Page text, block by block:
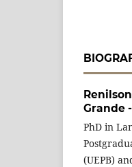
Grande -
PhD in
(UEPB)